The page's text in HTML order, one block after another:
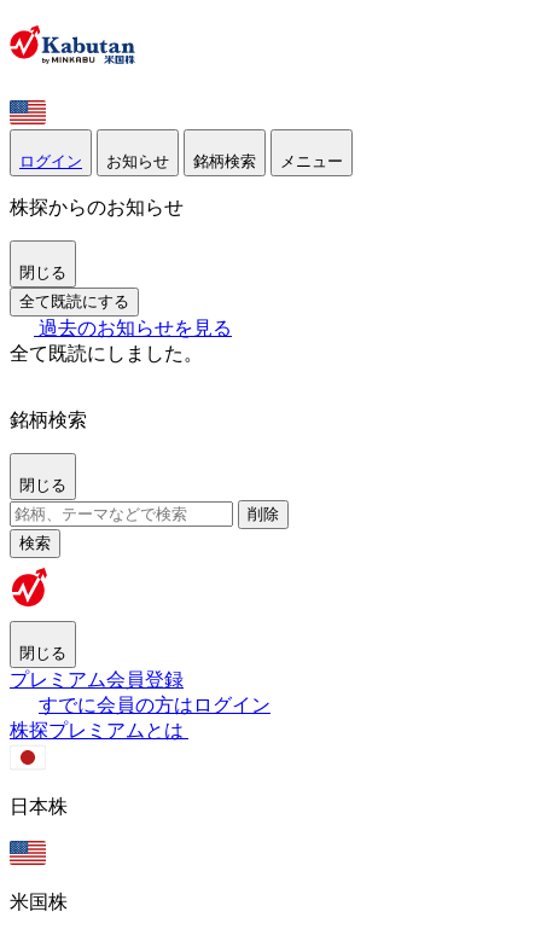
ログイン お知らせ 銘柄検索 メニュー
株探からのお知らせ
閉じる
全て既読にする
過去のお知らせを見る
全て既読にしました。
銘柄検索
閉じる
削除
検索
閉じる
プレミアム会員登録
すでに会員の方はログイン
株探プレミアムとは
日本株
米国株